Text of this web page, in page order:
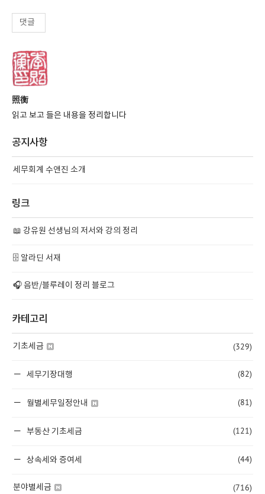
댓글
照衡
읽고 보고 들은 내용을 정리합니다
공지사항
세무회계 수앤진 소개
링크
📖 강유원 선생님의 저서와 강의 정리
🗄️ 알라딘 서재
🎧 음반/블루레이 정리 블로그
카테고리
기초세금 (329)
세무기장대행 (82)
월별세무일정안내 (81)
부동산 기초세금 (121)
상속세와 증여세 (44)
분야별세금 (716)